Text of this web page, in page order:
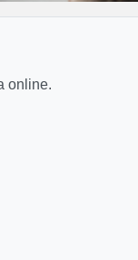
online.